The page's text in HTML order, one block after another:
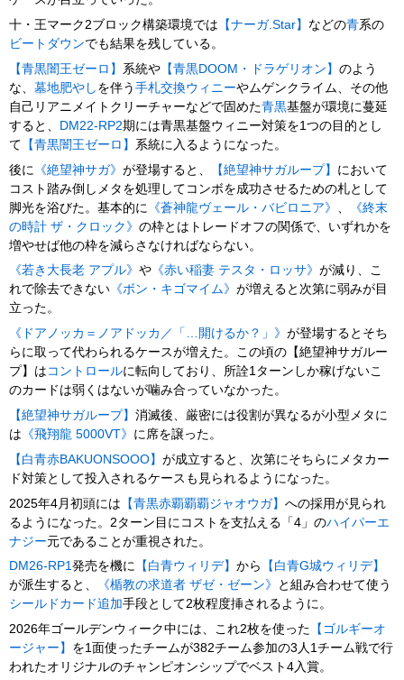
十・王マーク2ブロック構築環境では 【ナーガ.Star】 などの青系の
ビートダウンでも結果を残している。
【青黒闇王ゼーロ】
系統や 【青黒DOOM・ドラゲリオン】のよう
な、墓地肥やし を伴う手札交換ウィニーやムゲンクライム、その他
自己リアニメイトクリーチャーなどで固めた青黒基盤が環境に蔓延
すると、
DM22-RP2期には青黒基盤ウィニー対策を1つの目的とし
て 【青黒闇王ゼーロ】
系統に入るようになった。
後に
《絶望神サガ》が登場すると、 【絶望神サガループ】 において
コスト踏み倒しメタを処理してコンボを成功させるための札として
脚光を浴びた。基本的に
《蒼神龍ヴェール・バビロニア》
《終末
の時計 ザ・クロック》の枠とはトレードオフの関係で、いずれかを
増やせば他の枠を減らさなければならない。
《若き大長老 アプル》や 《赤い稲妻 テスタ・ロッサ》が減り、こ
れで除去できない 《ボン・キゴマイム》が増えると次第に弱みが目
立った。
《ドアノッカ＝ノアドッカ／「…開けるか？」》が登場するとそち
らに取って代わられるケースが増えた。この頃の【絶望神サガルー
プ】は コントロールに転向しており、所詮1ターンしか稼げないこ
のカードは弱くはないが噛み合っていなかった。
【絶望神サガループ】消滅後、厳密には役割が異なるが小型メタに
は 《飛翔龍 5000VT》 に席を譲った。
【白青赤BAKUONSOOO】が成立すると、次第にそちらにメタカー
ド対策として投入されるケースも見られるようになった。
2025年4月初頭には 【青黒赤覇覇覇ジャオウガ】への採用が見られ
るようになった。2ターン目にコストを支払える「4」のハイパーエ
ナジー元であることが重視された。
DM26-RP1発売を機に 【白青ウィリデ】から
【白青G城ウィリデ】
が派生すると、
《楯教の求道者 ザゼ・ゼーン》
と組み合わせて使う
シールドカード追加手段として2枚程度挿されるように。
2026年ゴールデンウィーク中には、これ2枚を使った 【ゴルギーオ
ージャー】 を1面使ったチームが382チーム参加の3人1チーム戦で行
われたオリジナルのチャンピオンシップでベスト4入賞。